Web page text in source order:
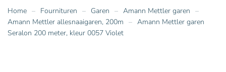
Home Fournituren Garen
Amann Mettler garen
Amann Mettler allesnaaigaren, 200m
Amann Mettler garen
Seralon 200 meter, kleur 0057 Violet